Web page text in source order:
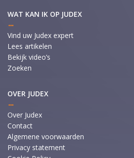
WAT KAN IK OP JUDEX
Vind uw Judex expert
Lees artikelen
Bekijk video’s
Zoeken
OVER JUDEX
Over Judex
Contact
Algemene voorwaarden
Privacy statement